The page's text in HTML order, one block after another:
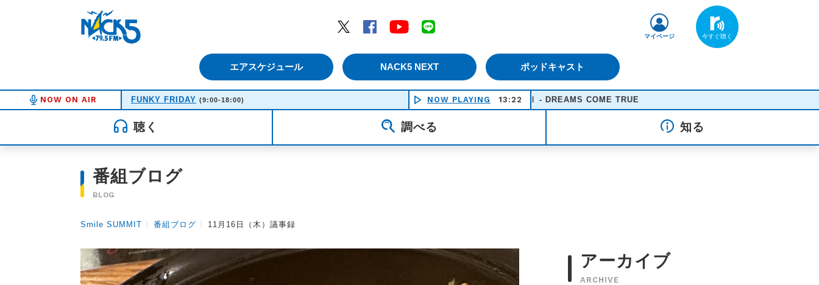
Twitter
Facebook YouTube
エアスケジュール NACK5 NEXT ポッドキャスト
マイページ
NOW ON AIR FUNKY FRIDAY (9:00-18:00) NOW PLAYING 13:22
未来予想図Ⅱ - DREAMS COME TRUE
聴く 調べる 知る
番組ブログ
BLOG
Smile SUMMIT 〉 番組ブログ 〉 11月16日（木）議事録
アーカイブ
ARCHIVE